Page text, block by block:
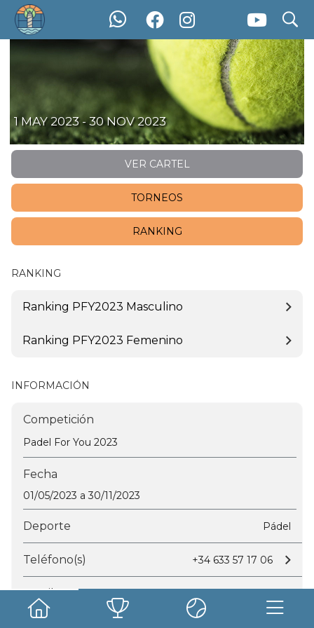
search
Padel For You 2023
1 MAY 2023 - 30 NOV 2023
VER CARTEL
TORNEOS
RANKING
RANKING
Ranking PFY2023 Masculino
Ranking PFY2023 Femenino
INFORMACIÓN
Competición
Padel For You 2023
Fecha
01/05/2023 a 30/11/2023
Deporte Pádel
Teléfono(s) +34 633 57 17 06
Email